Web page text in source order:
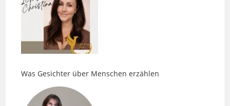
Was Gesichter über Menschen erzählen